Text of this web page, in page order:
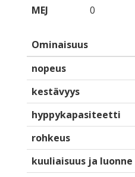
MEJ
0
Ominaisuus
nopeus
kestävyys
hyppykapasiteetti
rohkeus
kuuliaisuus ja luonne